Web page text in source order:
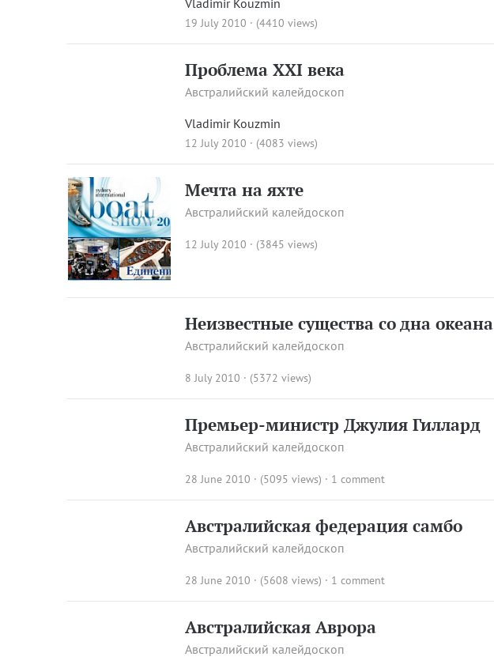
Vladimir Kouzmin
19 July 2010 · (4410 views)
Проблема XXI века
Австралийский калейдоскоп
Vladimir Kouzmin
12 July 2010 · (4083 views)
Мечта на яхте
Австралийский калейдоскоп
12 July 2010 · (3845 views)
Неизвестные существа со дна океана
Австралийский калейдоскоп
8 July 2010 · (5372 views)
Премьер-министр Джулия Гиллард
Австралийский калейдоскоп
28 June 2010 · (5095 views) · 1 comment
Австралийская федерация самбо
Австралийский калейдоскоп
28 June 2010 · (5608 views) · 1 comment
Австралийская Аврора
Австралийский калейдоскоп